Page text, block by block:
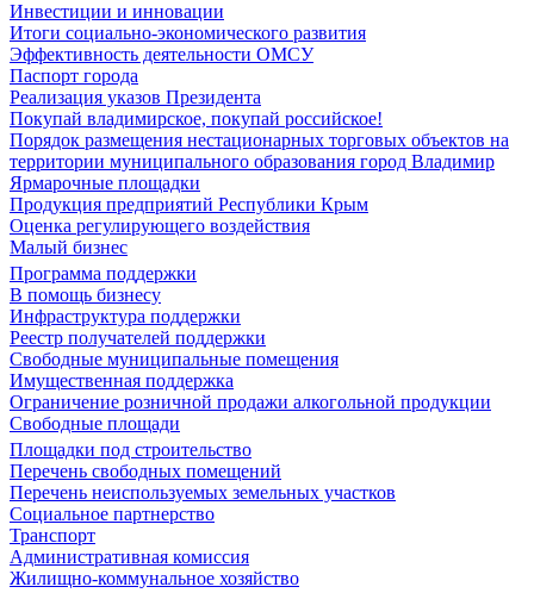
Инвестиции и инновации
Итоги социально-экономического развития
Эффективность деятельности ОМСУ
Паспорт города
Реализация указов Президента
Покупай владимирское, покупай российское!
Порядок размещения нестационарных торговых объектов на
территории муниципального образования город Владимир
Ярмарочные площадки
Продукция предприятий Республики Крым
Оценка регулирующего воздействия
Малый бизнес
Программа поддержки
В помощь бизнесу
Инфраструктура поддержки
Реестр получателей поддержки
Свободные муниципальные помещения
Имущественная поддержка
Ограничение розничной продажи алкогольной продукции
Свободные площади
Площадки под строительство
Перечень свободных помещений
Перечень неиспользуемых земельных участков
Социальное партнерство
Транспорт
Административная комиссия
Жилищно-коммунальное хозяйство